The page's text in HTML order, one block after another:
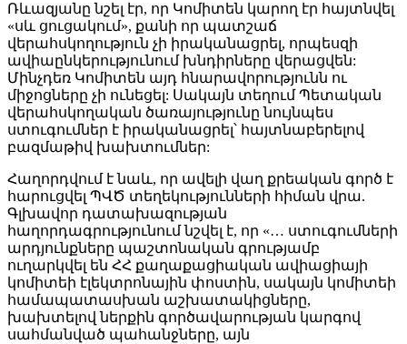
Ռևազյանը նշել էր, որ Կոմիտեն կարող էր հայտնվել
«սև ցուցակում», քանի որ պատշաճ
վերահսկողություն չի իրականացրել, որպեսզի
ավիաընկերությունում խնդիրները վերացվեն:
Մինչդեռ Կոմիտեն այդ հնարավորությունն ու
միջոցները չի ունեցել: Սակայն տեղում Պետական
վերահսկողական ծառայությունը նույնպես
ստուգումներ է իրականացրել՝ հայտնաբերելով
բազմաթիվ խախտումներ:
Հաղորդվում է նաև, որ ավելի վաղ քրեական գործ է
հարուցվել ՊՎԾ տեղեկությունների հիման վրա.
Գլխավոր դատախազության
հաղորդագրությունում նշվել է, որ «… ստուգումների
արդյունքները պաշտոնական գրությամբ
ուղարկվել են ՀՀ քաղաքացիական ավիացիայի
կոմիտեի էլեկտրոնային փոստին, սակայն կոմիտեի
համապատասխան աշխատակիցները,
խախտելով ներքին գործավարության կարգով
սահմանված պահանջները, այն